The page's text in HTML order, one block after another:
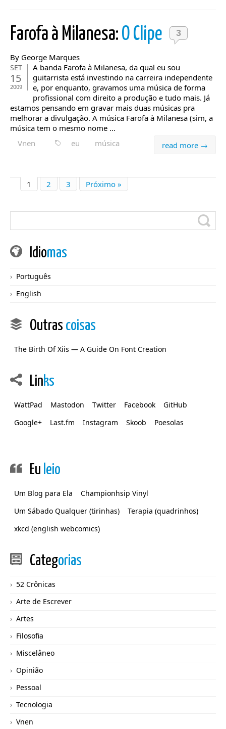
Farofa à Milanesa: O Clipe 3
By George Marques
SET
15
2009
A banda Farofa à Milanesa, da qual eu sou
guitarrista está investindo na carreira independente
e, por enquanto, gravamos uma música de forma
profissional com direito a produção e tudo mais. Já
estamos pensando em gravar mais duas músicas pra
melhorar a divulgação. A música Farofa à Milanesa (sim, a
música tem o mesmo nome ...
read more →
Vnen eu música
1 2 3 Próximo »
Idiomas
Português
English
Outras coisas
The Birth Of Xiis — A Guide On Font Creation
Links
WattPad Mastodon Twitter Facebook
GitHub
Google+
Last.fm Instagram Skoob Poesolas
Eu leio
Um Blog para Ela
Championhsip Vinyl
Um Sábado Qualquer (tirinhas)
Terapia (quadrinhos)
xkcd (english webcomics)
Categorias
52 Crônicas
Arte de Escrever
Artes
Filosofia
Miscelâneo
Opinião
Pessoal
Tecnologia
Vnen